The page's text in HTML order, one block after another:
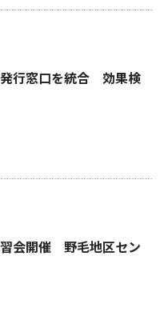
行窓口を統合 効果検
習会開催 野毛地区セン